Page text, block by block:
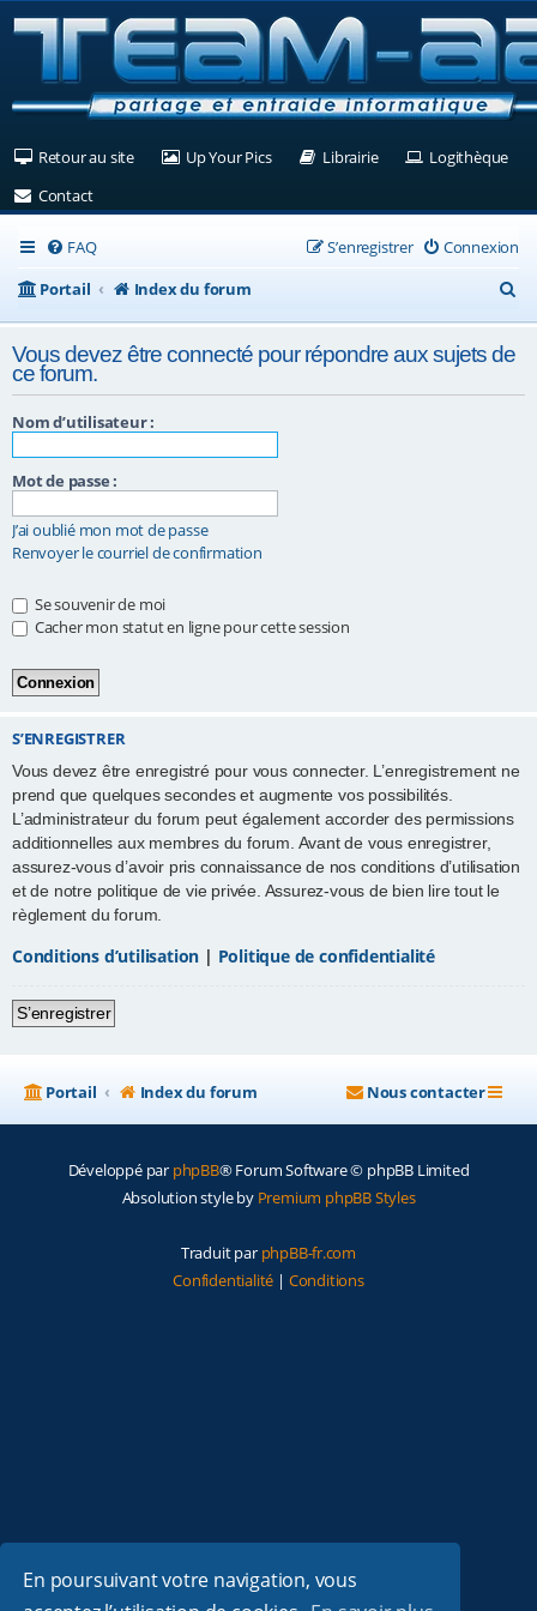
En poursuivant votre navigation, vous
Retour au site(Ouvre un nouvel onglet)
Up Your Pics(Ouvre un nouvel onglet)
Librairie(Ouvre un nouvel
Logithèque
Contact(Ouvre un nouvel onglet)
FAQ Connexion
S’enregistrer
Portail
Index du forum
e
h
Vous devez être connecté pour répondre aux sujets de
ce forum.
Nom d’utilisateur :
Mot de passe :
J’ai oublié mon mot de passe
Renvoyer le courriel de confirmation
Se souvenir de moi
Cacher mon statut en ligne pour cette session
S’ENREGISTRER
Vous devez être enregistré pour vous connecter. L’enregistrement ne
prend que quelques secondes et augmente vos possibilités.
L’administrateur du forum peut également accorder des permissions
additionnelles aux membres du forum. Avant de vous enregistrer,
assurez-vous d’avoir pris connaissance de nos conditions d’utilisation
et de notre politique de vie privée. Assurez-vous de bien lire tout le
règlement du forum.
Conditions d’utilisation | Politique de confidentialité
S’enregistrer
Portail Index du forum Nous contacter
Développé par phpBB® Forum Software © phpBB Limited
Absolution style by Premium phpBB Styles
Traduit par phpBB-fr.com
Confidentialité | Conditions